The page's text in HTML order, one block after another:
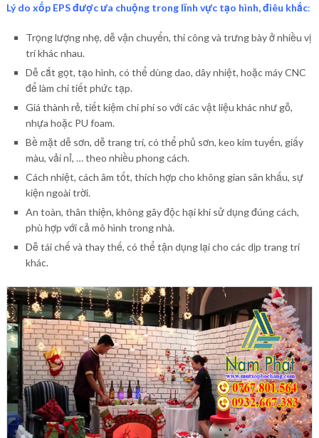
Lý do xốp EPS được ưa chuộng trong lĩnh vực tạo hình, điêu khắc:
Trọng lượng nhẹ, dễ vận chuyển, thi công và trưng bày ở nhiều vị
trí khác nhau.
Dễ cắt gọt, tạo hình, có thể dùng dao, dây nhiệt, hoặc máy CNC
để làm chi tiết phức tạp.
Giá thành rẻ, tiết kiệm chi phí so với các vật liệu khác như gỗ,
nhựa hoặc PU foam.
Bề mặt dễ sơn, dễ trang trí, có thể phủ sơn, keo kim tuyến, giấy
màu, vải nỉ, … theo nhiều phong cách.
Cách nhiệt, cách âm tốt, thích hợp cho không gian sân khấu, sự
kiện ngoài trời.
An toàn, thân thiện, không gây độc hại khi sử dụng đúng cách,
phù hợp với cả mô hình trong nhà.
Dễ tái chế và thay thế, có thể tận dụng lại cho các dịp trang trí
khác.